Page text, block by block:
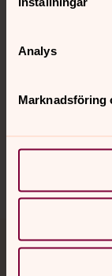
Analys
Marknadsföring
Kalender
Sociala